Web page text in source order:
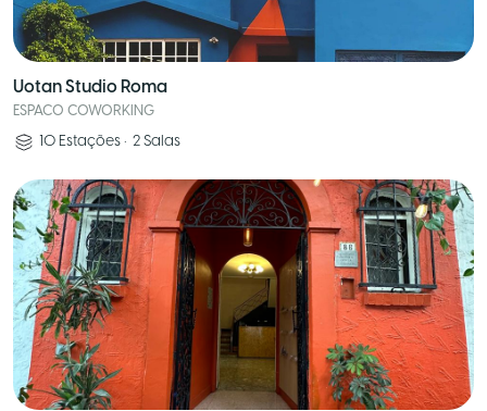
Uotan Studio Roma
ESPACO COWORKING
10 Estações • 2 Salas